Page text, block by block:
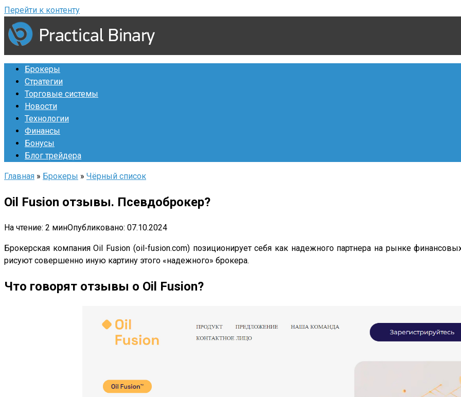
Перейти к контенту
Брокеры
Стратегии
Торговые системы
Новости
Технологии
Финансы
Бонусы
Блог трейдера
Главная » Брокеры » Чёрный список
Oil Fusion отзывы. Псевдоброкер?
На чтение: 2 минОпубликовано: 07.10.2024
Брокерская компания Oil Fusion (oil-fusion.com) позиционирует себя как надежного партнера на рынке
рисуют совершенно иную картину этого «надежного» брокера.
Что говорят отзывы о Oil Fusion?